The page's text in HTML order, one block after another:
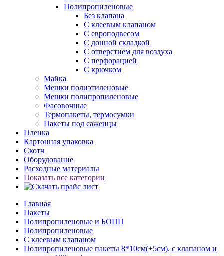
Полипропиленовые
Без клапана
C клеевым клапаном
С европодвесом
С донной складкой
С отверстием для воздуха
С перфорацией
С крючком
Майка
Мешки полиэтиленовые
Мешки полипропиленовые
Фасовочные
Термопакеты, термосумки
Пакеты под саженцы
Пленка
Картонная упаковка
Скотч
Оборудование
Расходные материалы
Показать все категории
Главная
Пакеты
Полипропиленовые и БОПП
Полипропиленовые
C клеевым клапаном
Полипропиленовые пакеты 8*10см(+5см), с клапаном и